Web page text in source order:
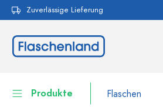
Zur Hauptnavigation
Zuverlässige Lieferung
Produkte Flaschen